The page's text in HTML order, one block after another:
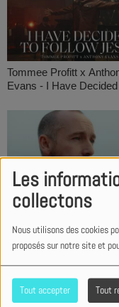
Les
collectons
Nous utilisons des cookies
proposés sur notre site et
Tout accepter Tout
Tommee Profitt x
Evans - I Have Decided
We Are Messengers -
Video)